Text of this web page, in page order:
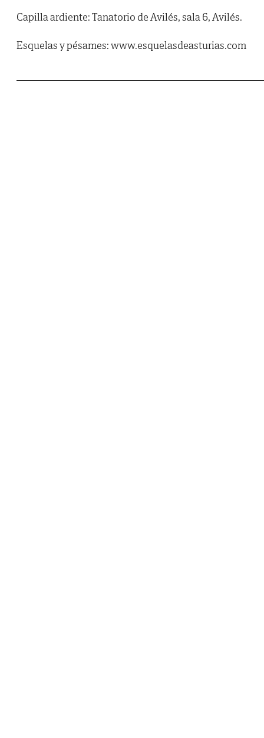
Capilla ardiente: Tanatorio de Avilés, sala 6, Avilés.
Esquelas y pésames: www.esquelasdeasturias.com